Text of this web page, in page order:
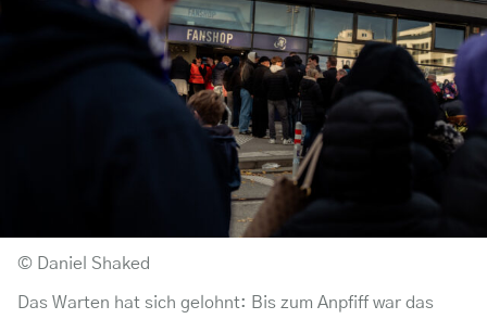
Das Warten hat sich gelohnt: Bis zum Anpfiff war das
© Daniel Shaked